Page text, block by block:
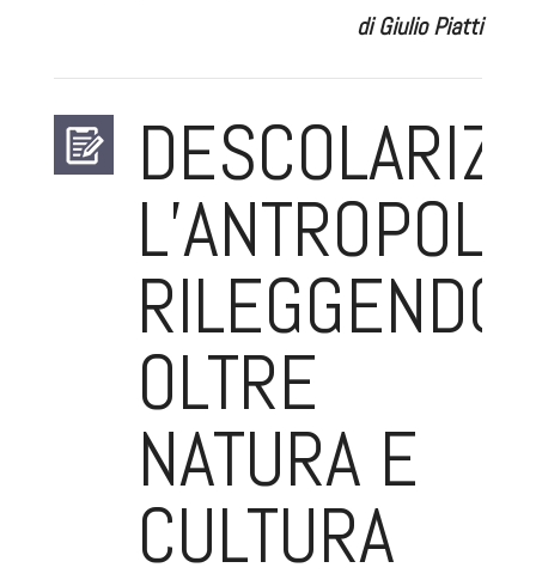
di Giulio Piatti
RILEGGENDO
OLTRE
NATURA E
CULTURA